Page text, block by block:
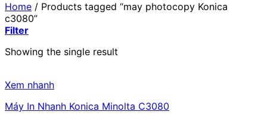
Home / Products tagged “may photocopy Konica
c3080”
Filter
Showing the single result
Xem nhanh
Máy In Nhanh Konica Minolta C3080